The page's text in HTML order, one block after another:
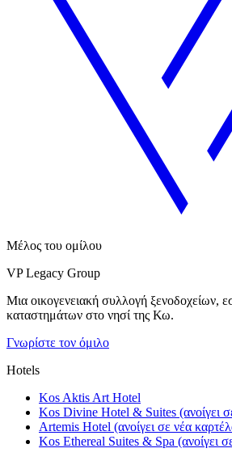
Μέλος του ομίλου
VP Legacy Group
Μια οικογενειακή συλλογή ξενοδοχείων,
καταστημάτων στο νησί της Κω.
Γνωρίστε τον όμιλο
Hotels
Kos Aktis Art Hotel
Kos Divine Hotel & Suites (ανοίγει
Artemis Hotel (ανοίγει σε νέα
Kos Ethereal Suites & Spa (ανοίγει